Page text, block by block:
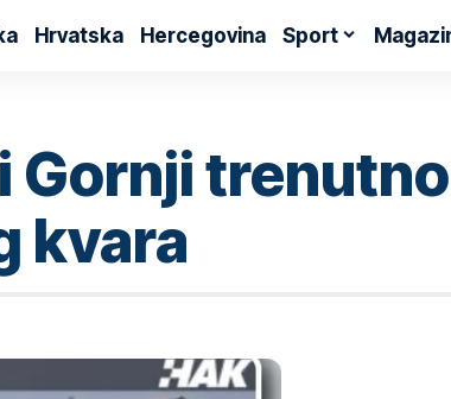
Hrvatska Hercegovina Sport
Gornji
kvara